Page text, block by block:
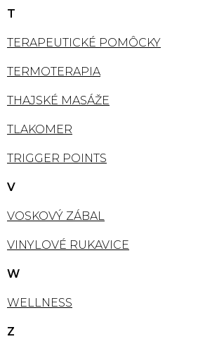
T
TERAPEUTICKÉ POMÔCKY
TERMOTERAPIA
THAJSKÉ MASÁŽE
TLAKOMER
TRIGGER POINTS
V
VOSKOVÝ ZÁBAL
VINYLOVÉ RUKAVICE
W
WELLNESS
Z